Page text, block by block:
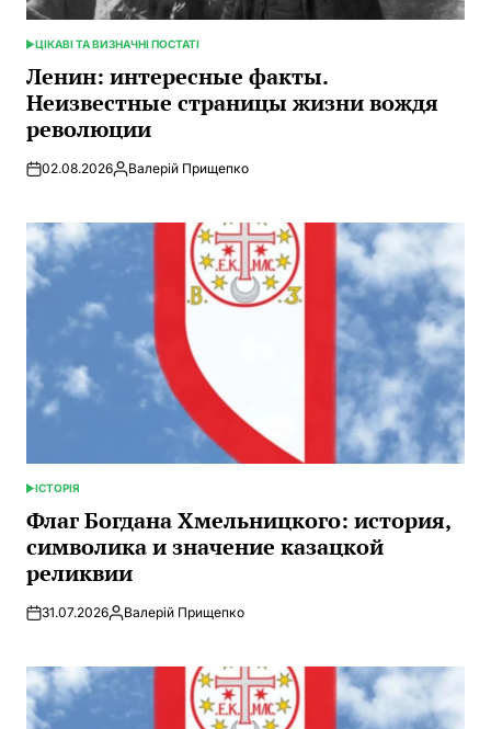
ОПУБЛИКОВАНО
В
ЦІКАВІ ТА ВИЗНАЧНІ ПОСТАТІ
Ленин: интересные факты.
Неизвестные страницы жизни вождя
революции
02.08.2026Запись
Валерій Прищепко
ОПУБЛИКОВАНО
В
ІСТОРІЯ
Флаг Богдана Хмельницкого: история,
символика и значение казацкой
реликвии
31.07.2026Запись
Валерій Прищепко